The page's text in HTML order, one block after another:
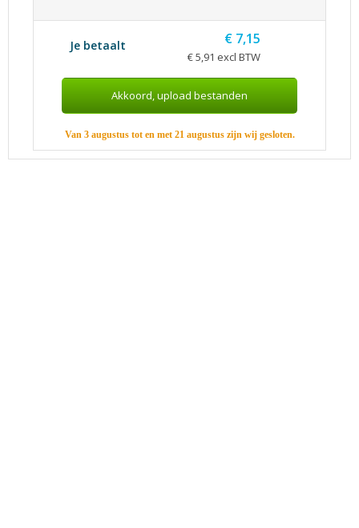
Je betaalt € 7,15
€ 5,91 excl BTW
Van 3 augustus tot en met 21 augustus zijn wij gesloten.